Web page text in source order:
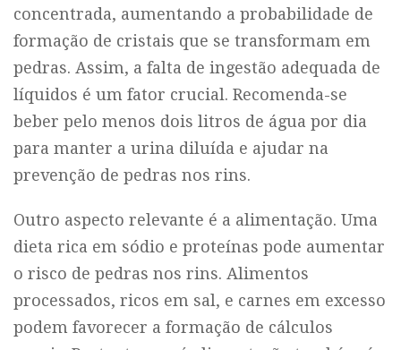
concentrada, aumentando a probabilidade de
formação de cristais que se transformam em
pedras. Assim, a falta de ingestão adequada de
líquidos é um fator crucial. Recomenda-se
beber pelo menos dois litros de água por dia
para manter a urina diluída e ajudar na
prevenção de pedras nos rins.
Outro aspecto relevante é a alimentação. Uma
dieta rica em sódio e proteínas pode aumentar
o risco de pedras nos rins. Alimentos
processados, ricos em sal, e carnes em excesso
podem favorecer a formação de cálculos